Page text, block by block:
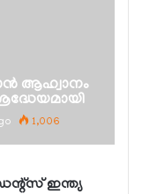
ആഹ്വാനം
1,006
ഇന്ത്യ